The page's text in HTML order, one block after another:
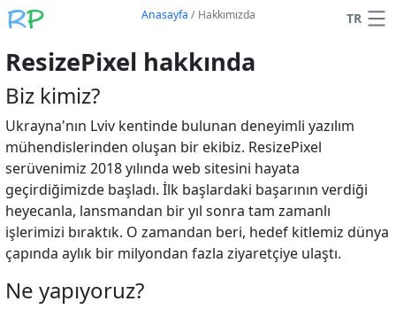
Anasayfa / Hakkımızda TR
ResizePixel hakkında
Biz kimiz?
Ukrayna'nın Lviv kentinde bulunan deneyimli yazılım
mühendislerinden oluşan bir ekibiz. ResizePixel
serüvenimiz 2018 yılında web sitesini hayata
geçirdiğimizde başladı. İlk başlardaki başarının verdiği
heyecanla, lansmandan bir yıl sonra tam zamanlı
işlerimizi bıraktık. O zamandan beri, hedef kitlemiz dünya
çapında aylık bir milyondan fazla ziyaretçiye ulaştı.
Ne yapıyoruz?